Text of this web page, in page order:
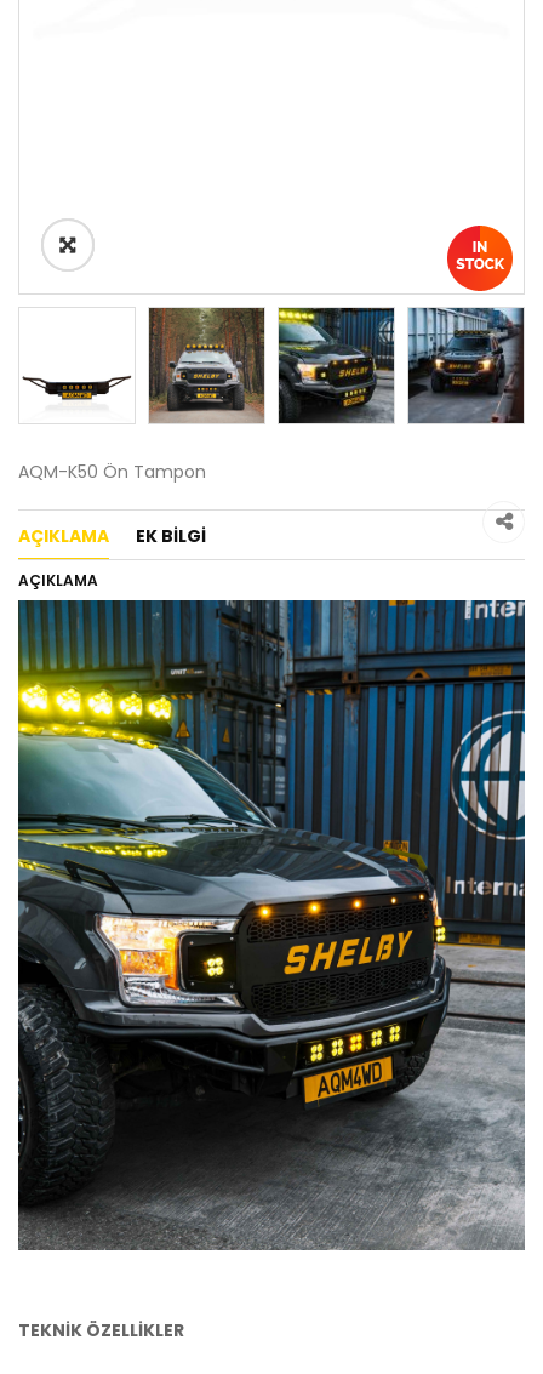
AQM-K50 Ön Tampon
AÇIKLAMA EK BILGI
AÇIKLAMA
TEKNİK ÖZELLİKLER